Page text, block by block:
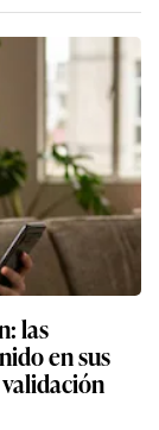
las
en sus